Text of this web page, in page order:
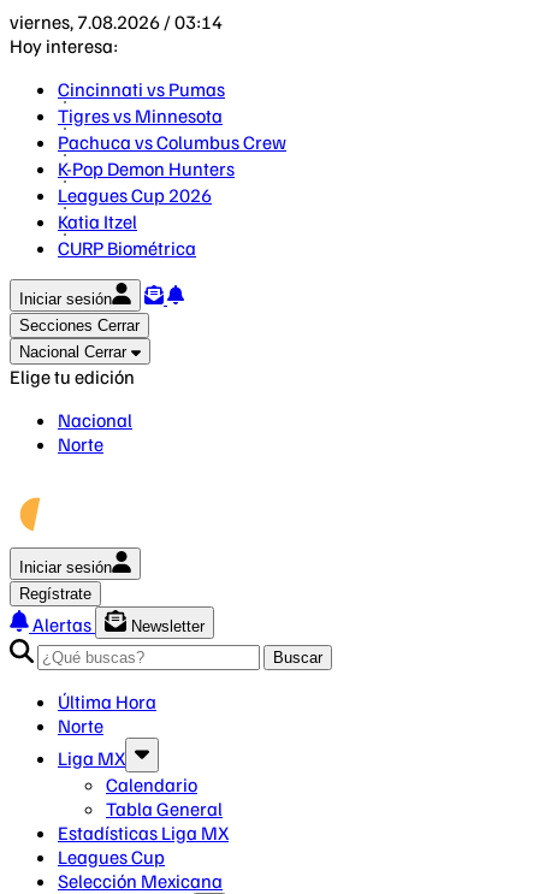
viernes, 7.08.2026 / 03:14
Hoy interesa:
Cincinnati vs Pumas
Tigres vs Minnesota
Pachuca vs Columbus Crew
K-Pop Demon Hunters
Leagues Cup 2026
Katia Itzel
CURP Biométrica
Iniciar sesión
Secciones Cerrar
Nacional Cerrar
Elige tu edición
Nacional
Norte
Iniciar sesión
Regístrate
Alertas
Newsletter
Buscar
Última Hora
Norte
Liga MX
Calendario
Tabla General
Estadísticas Liga MX
Leagues Cup
Selección Mexicana